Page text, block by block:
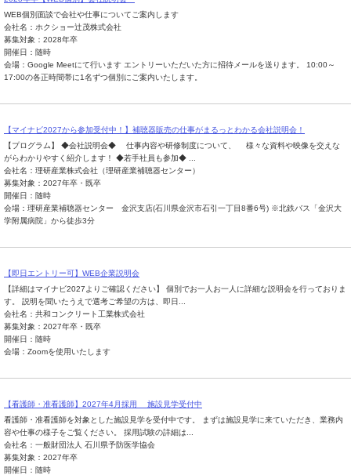
WEB個別面談で会社や仕事についてご案内します
会社名：ホクショー辻茂株式会社
募集対象：2028年卒
開催日：随時
会場：Google Meetにて行います エントリーいただいた方に招待メールを送ります。 10:00～
17:00の各正時間帯に1名ずつ個別にご案内いたします。
【マイナビ2027から参加受付中！】補聴器販売の仕事がまるっとわかる会社説明会！
【プログラム】 ◆会社説明会◆ 仕事内容や研修制度について、 様々な資料や映像を交えな
がらわかりやすく紹介します！ ◆若手社員も参加◆ ...
会社名：理研産業株式会社（理研産業補聴器センター）
募集対象：2027年卒・既卒
開催日：随時
会場：理研産業補聴器センター 金沢支店(石川県金沢市石引一丁目8番6号) ※北鉄バス「金沢大
学附属病院」から徒歩3分
【即日エントリー可】WEB企業説明会
【詳細はマイナビ2027よりご確認ください】 個別でお一人お一人に詳細な説明会を行っておりま
す。 説明を聞いたうえで選考ご希望の方は、即日...
会社名：共和コンクリート工業株式会社
募集対象：2027年卒・既卒
開催日：随時
会場：Zoomを使用いたします
【看護師・准看護師】2027年4月採用 施設見学受付中
看護師・准看護師を対象とした施設見学を受付中です。 まずは施設見学に来ていただき、業務内
容や仕事の様子をご覧ください。 採用試験の詳細は...
会社名：一般財団法人 石川県予防医学協会
募集対象：2027年卒
開催日：随時